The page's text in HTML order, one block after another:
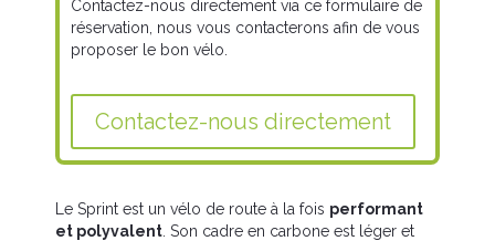
Contactez-nous directement via ce formulaire de
réservation, nous vous contacterons afin de vous
proposer le bon vélo.
Contactez-nous directement
Le Sprint est un vélo de route à la fois performant
et polyvalent. Son cadre en carbone est léger et